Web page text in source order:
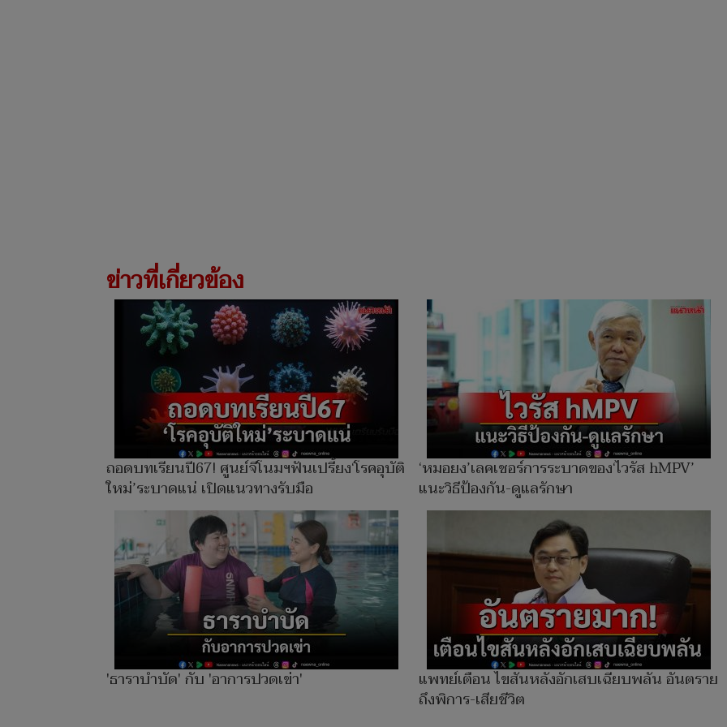
ข่าวที่เกี่ยวข้อง
ถอดบทเรียนปี67! ศูนย์จีโนมฯฟันเปรี้ยง‘โรคอุบัติ
ใหม่’ระบาดแน่ เปิดแนวทางรับมือ
‘หมอยง’เลคเชอร์การระบาดของ‘ไวรัส hMPV’
แนะวิธีป้องกัน-ดูแลรักษา
'ธาราบำบัด' กับ 'อาการปวดเข่า'
แพทย์เตือน ไขสันหลังอักเสบเฉียบพลัน อันตราย
ถึงพิการ-เสียชีวิต